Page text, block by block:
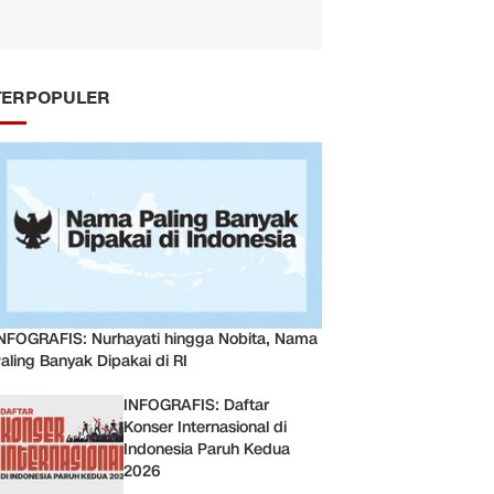
Nurhayati hingga Nobita, Nama
Banyak Dipakai di RI
INFOGRAFIS: Daftar
Konser Internasional di
Indonesia Paruh Kedua
2026